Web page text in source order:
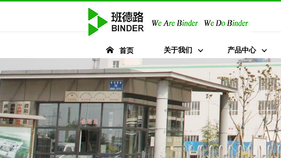
首页 关于我们 产品中心